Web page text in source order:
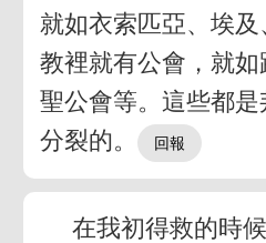
就如衣索匹亞、埃
教裡就有公會，就如
聖公會等。這些都
分裂的。
在我初得救的時